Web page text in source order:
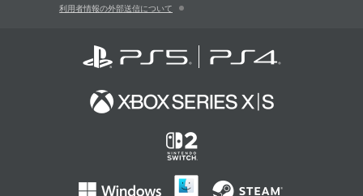
利用者情報の外部送信について